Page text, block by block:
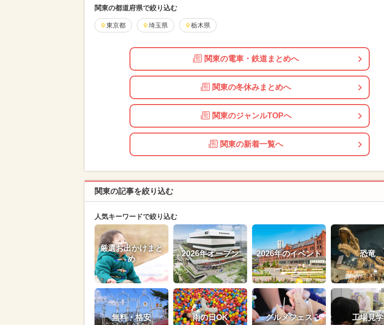
関東の都道府県で絞り込む
東京都 埼玉県 栃木県
関東の電車・鉄道まとめへ
関東の冬休みまとめへ
関東のジャンルTOPへ
関東の新着一覧へ
関東の記事を絞り込む
人気キーワードで絞り込む
厳選お出かけまと
め
2026年オープン 2026年のイベント 恐竜
無料・格安 雨の日OK グルメフェス 工場見学